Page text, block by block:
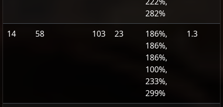
282%
14 58 103 23
186%,
186%,
186%,
100%,
233%,
299%
1.3